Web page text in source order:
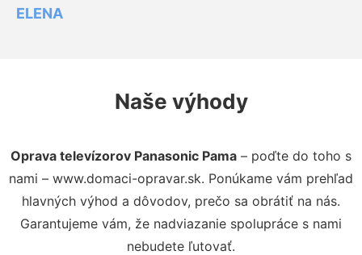
ELENA
Naše výhody
Oprava televízorov Panasonic Pama – poďte do toho s
nami – www.domaci-opravar.sk. Ponúkame vám prehľad
hlavných výhod a dôvodov, prečo sa obrátiť na nás.
Garantujeme vám, že nadviazanie spolupráce s nami
nebudete ľutovať.